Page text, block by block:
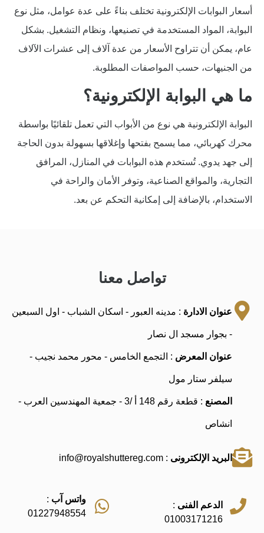
أسعار البوابات الإلكترونية تختلف بناءً على عدة عوامل، مثل نوع
البوابة، المواد المستخدمة في تصنيعها، ونظام التشغيل. بشكل
عام، يمكن أن تتراوح الأسعار من عدة آلاف إلى عشرات الآلاف
من الجنيهات، حسب المواصفات المطلوبة.
ما هي البوابة الإلكترونية؟
البوابة الإلكترونية هي نوع من الأبواب التي تعمل تلقائيًا بواسطة
محرك كهربائي، مما يسمح بفتحها وإغلاقها بسهولة بدون الحاجة
إلى جهد يدوي. تُستخدم هذه البوابات في المنازل، المرافق
التجارية، والمواقع الصناعية، وتوفر الأمان والراحة في
الاستخدام، بالإضافة إلى إمكانية التحكم عن بعد.
تواصل معنا
عنوان الادارة : مدينه العبور - اسكان الشباب - اول السبعين
- بجوار مسجد ال نصار
عنوان المعرض : التجمع الخامس - محور محمد نجيب -
سيلفر ستار مول
المصنع : قطعة رقم 148 أ /3 - جمعية المهندسين العرب -
انشاص
البريد الإلكترونى : info@royalshuttereg.com
الدعم الفنى :
01003171216
واتس آب :
01227948554